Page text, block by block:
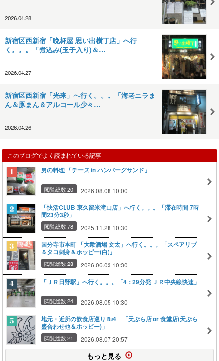
2026.04.28
新宿区西新宿「晩杯屋 思い出横丁店」へ行
く。。。「煮込み(玉子入り)＆…
2026.04.27
新宿区西新宿「光来」へ行く。。。「海老ニラま
ん＆豚まん＆アルコール少々…
2026.04.26
このブログでよく読まれている記事
男の料理 「チーズ in ハンバーグサンド」
閲覧総数 20 2026.08.08 10:00
「快活CLUB 東久留米滝山店」へ行く。。。「滞在時間 7時
間23分3秒」
閲覧総数 78 2025.11.28 10:30
国分寺市本町 「大衆酒場 文太」へ行く。。。「スペアリブ
＆タコ刺身＆ホッピー(白)」
閲覧総数 28 2026.06.03 10:30
「ＪＲ日野駅」へ行く。。。「4：29分発 ＪＲ中央線快速」
閲覧総数 24 2026.08.05 10:30
地元・近所の飲食店巡り №4 「天ぷら店 or 食堂店(天ぷら
盛合わせ他＆ホッピー)」
閲覧総数 21 2026.08.07 20:57
もっと見る